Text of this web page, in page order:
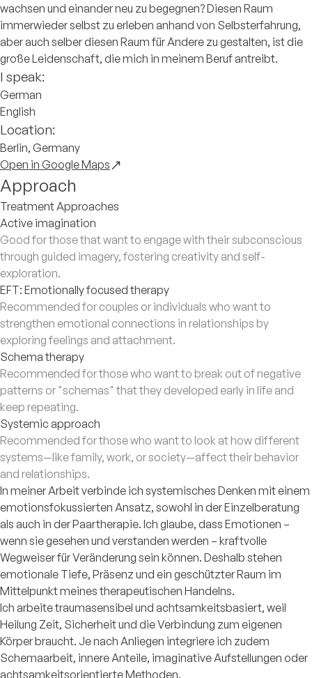
wachsen und einander neu zu begegnen? Diesen Raum
immerwieder selbst zu erleben anhand von Selbsterfahrung,
aber auch selber diesen Raum für Andere zu gestalten, ist die
große Leidenschaft, die mich in meinem Beruf antreibt.
I speak:
German
English
Location:
Berlin, Germany
Open in Google Maps
Approach
Treatment Approaches
Active imagination
Good for those that want to engage with their subconscious
through guided imagery, fostering creativity and self-
exploration.
EFT: Emotionally focused therapy
Recommended for couples or individuals who want to
strengthen emotional connections in relationships by
exploring feelings and attachment.
Schema therapy
Recommended for those who want to break out of negative
patterns or "schemas" that they developed early in life and
keep repeating.
Systemic approach
Recommended for those who want to look at how different
systems—like family, work, or society—affect their behavior
and relationships.
In meiner Arbeit verbinde ich systemisches Denken mit einem
emotionsfokussierten Ansatz, sowohl in der Einzelberatung
als auch in der Paartherapie. Ich glaube, dass Emotionen –
wenn sie gesehen und verstanden werden – kraftvolle
Wegweiser für Veränderung sein können. Deshalb stehen
emotionale Tiefe, Präsenz und ein geschützter Raum im
Mittelpunkt meines therapeutischen Handelns.
Ich arbeite traumasensibel und achtsamkeitsbasiert, weil
Heilung Zeit, Sicherheit und die Verbindung zum eigenen
Körper braucht. Je nach Anliegen integriere ich zudem
Schemaarbeit, innere Anteile, imaginative Aufstellungen oder
achtsamkeitsorientierte Methoden.